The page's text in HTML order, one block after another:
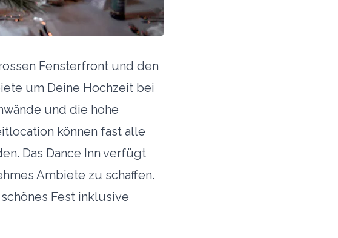
Fensterfront und den
um Deine Hochzeit bei
und die hohe
können fast alle
Das Dance Inn verfügt
Ambiete zu schaffen.
Fest inklusive